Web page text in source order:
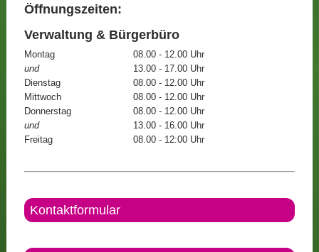
Öffnungszeiten:
Verwaltung & Bürgerbüro
Montag
08.00 - 12.00 Uhr
und
13.00 - 17.00 Uhr
Dienstag
08.00 - 12.00 Uhr
Mittwoch
08.00 - 12.00 Uhr
Donnerstag
08.00 - 12.00 Uhr
und
13.00 - 16.00 Uhr
Freitag
08.00 - 12:00 Uhr
Kontaktformular